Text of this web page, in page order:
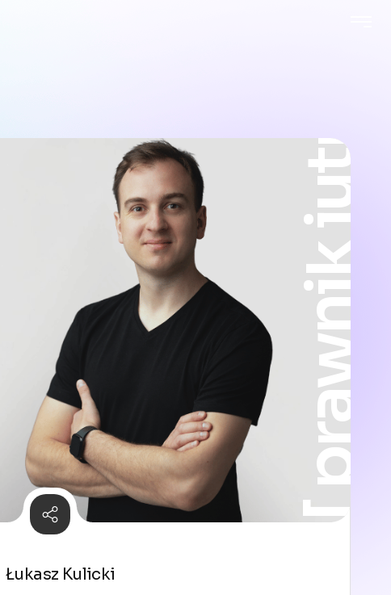
[ prawnik jutra ]
Łukasz Kulicki